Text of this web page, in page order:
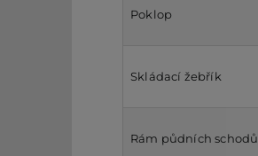
Poklop
Skládací žebřík
Rám půdních schodů